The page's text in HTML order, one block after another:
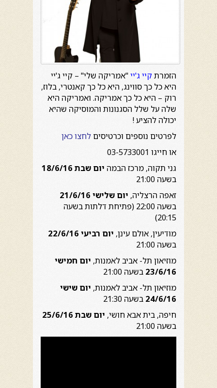
הזמרת קיי ג'יי"אמריקה שלי" – קיי ג'יי
היא כל כך סווינג, היא כל כך קאנטרי, בלוז,
רוק – היא כל כך אמריקה. ואמריקה היא
שלה על שלל הסגנונות והמוסיקה שהיא
יכולה להציע !
לפרטים נוספים וכרטיסים לחצו כאן
או חייגו 03-5733001
גני תקוה, מרכז הבמה יום שבת 18/6/16
בשעה 21:00
זאפה הרצליה, יום שלישי 21/6/16
בשעה 22:00 (פתיחת דלתות בשעה
20:15)
מודיעין, אולם עינן, יום רביעי 22/6/16
בשעה 21:00
מוזיאון תל- אביב לאמנות, יום חמישי
23/6/16 בשעה 21:00
מוזיאון תל- אביב לאמנות, יום שישי
24/6/16 בשעה 21:30
חיפה, בית אבא חושי, יום שבת 25/6/16
בשעה 21:00